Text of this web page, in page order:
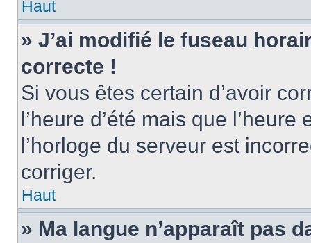
Haut
» J’ai modifié le fuseau
correcte !
Si vous êtes certain d’avoir
l’heure d’été mais que
l’horloge du serveur est
corriger.
Haut
» Ma langue n’apparaît pas